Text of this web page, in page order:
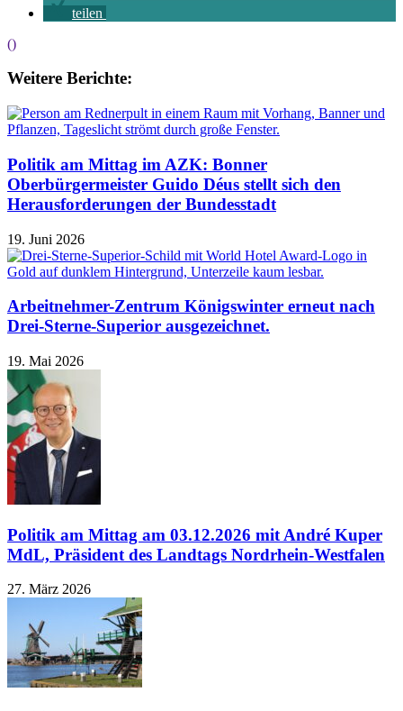
teilen
()
Weitere Berichte:
Politik am Mittag im AZK: Bonner
Oberbürgermeister Guido Déus stellt sich den
Herausforderungen der Bundesstadt
19. Juni 2026
Arbeitnehmer-Zentrum Königswinter erneut nach
Drei-Sterne-Superior ausgezeichnet.
19. Mai 2026
Politik am Mittag am 03.12.2026 mit André Kuper
MdL, Präsident des Landtags Nordrhein-Westfalen
27. März 2026